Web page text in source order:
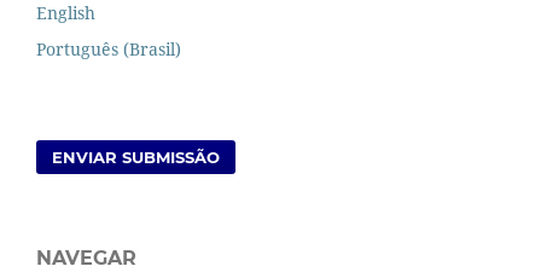
English
Português (Brasil)
ENVIAR SUBMISSÃO
NAVEGAR